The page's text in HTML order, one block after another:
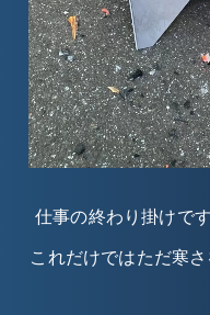
仕事の終わり掛けで
これだけではただ寒